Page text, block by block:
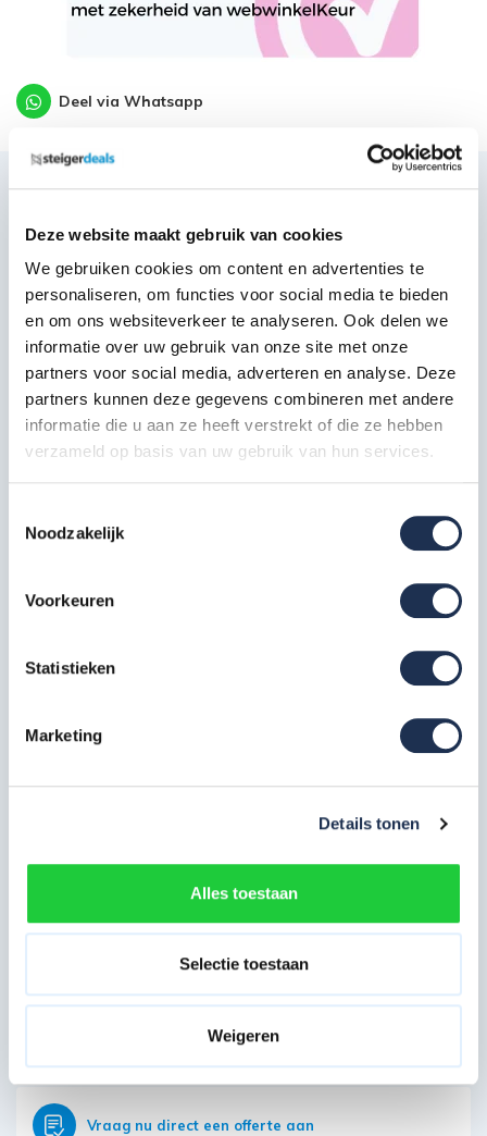
Deze website maakt gebruik van cookies
We gebruiken cookies om content en advertenties te
personaliseren, om functies voor social media te bieden
en om ons websiteverkeer te analyseren. Ook delen we
informatie over uw gebruik van onze site met onze
partners voor social media, adverteren en analyse. Deze
partners kunnen deze gegevens combineren met andere
informatie die u aan ze heeft verstrekt of die ze hebben
verzameld op basis van uw gebruik van hun services.
Noodzakelijk
Voorkeuren
Statistieken
Marketing
Details tonen
Alles toestaan
Selectie toestaan
Weigeren
Deel via Whatsapp
Kantplanken dichten de opening tussen het frame van de
dakrandbeveiliging en de dakrand om uitglijden en struikelen
te voorkomen. Tevens kunnen er geen materialen en
gereedschappen door de opening vallen.
Specificaties:
Hout
3 meter
Specificaties
Artikelcode
Meest behulpzame reviews
Eerder bekeken door jou
Direct contact opnemen
Bereikbaar op 085 - 06 56 19 2
Vraag nu direct een offerte aan